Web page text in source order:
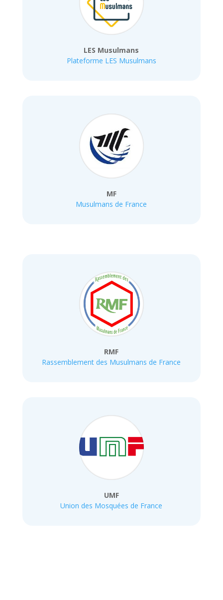
LES Musulmans
Plateforme LES Musulmans
MF
Musulmans de France
RMF
Rassemblement des Musulmans de France
UMF
Union des Mosquées de France